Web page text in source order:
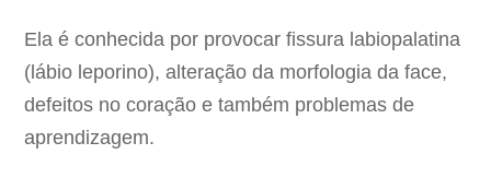
Ela é conhecida por provocar fissura labiopalatina
(lábio leporino), alteração da morfologia da face,
defeitos no coração e também problemas de
aprendizagem.